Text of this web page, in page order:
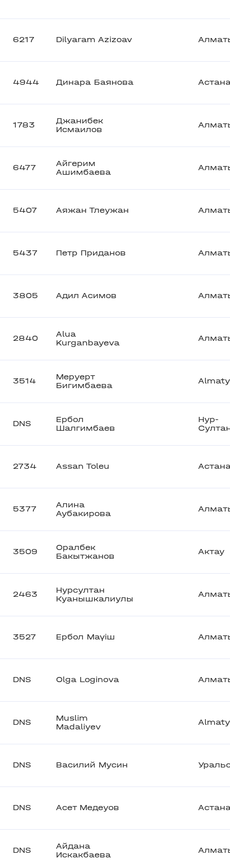
6217 Dilyaram Azizoav
4944 Динара Баянова
1783
Джанибек
Исмаилов
6477
Айгерим
Ашимбаева
5407 Аяжан Тлеужан
5437 Петр Приданов
3805 Адил Асимов
2840
Alua
Kurganbayeva
3514
Меруерт
Бигимбаева
Almaty
DNS
Ербол
Шалгимбаев
Нур-
2734 Assan Toleu
5377
Алина
Аубакирова
3509
Оралбек
Бакытжанов
Актау
2463
Нурсултан
Куанышкалиулы
3527 Ербол Маүіш
DNS Olga Loginova
DNS
Muslim
Madaliyev
Almaty
DNS Василий Мусин
DNS Асет Медеуов
DNS
Айдана
Искакбаева